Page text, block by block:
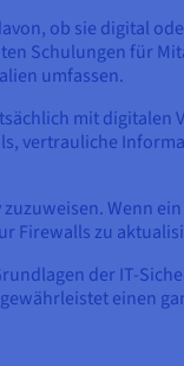
ob sie digital
Schulungen für
umfassen.
mit digitalen
vertrauliche
Wenn
Firewalls zu
der IT-
einen